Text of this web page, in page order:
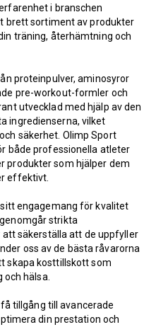
i branschen
brett sortiment av produkter
träning, återhämtning och
proteinpulver, aminosyror
pre-workout-formler och
utvecklad med hjälp av den
ingredienserna, vilket
säkerhet. Olimp Sport
både professionella atleter
produkter som hjälper dem
effektivt.
engagemang för kvalitet
strikta
säkerställa att de uppfyller
oss av de bästa råvarorna
skapa kosttillskott som
hälsa.
tillgång till avancerade
din prestation och